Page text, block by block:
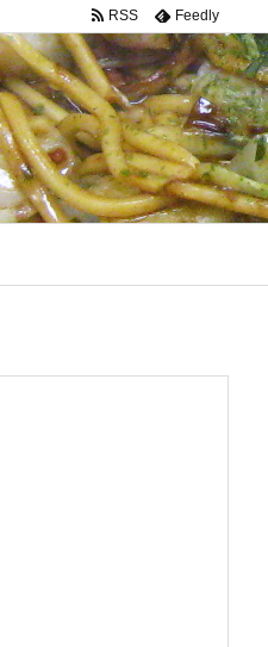
RSS Feedly